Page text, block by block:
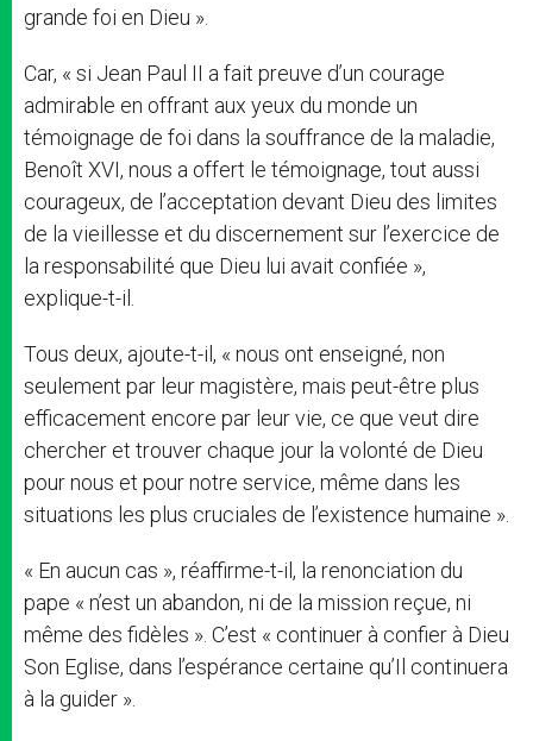
grande foi en Dieu ».
Car, « si Jean Paul II a fait preuve d’un courage
admirable en offrant aux yeux du monde un
témoignage de foi dans la souffrance de la maladie,
Benoît XVI, nous a offert le témoignage, tout aussi
courageux, de l’acceptation devant Dieu des limites
de la vieillesse et du discernement sur l’exercice de
la responsabilité que Dieu lui avait confiée »,
explique-t-il.
Tous deux, ajoute-t-il, « nous ont enseigné, non
seulement par leur magistère, mais peut-être plus
efficacement encore par leur vie, ce que veut dire
chercher et trouver chaque jour la volonté de Dieu
pour nous et pour notre service, même dans les
situations les plus cruciales de l’existence humaine ».
« En aucun cas », réaffirme-t-il, la renonciation du
pape « n’est un abandon, ni de la mission reçue, ni
même des fidèles ». C’est « continuer à confier à Dieu
Son Eglise, dans l’espérance certaine qu’Il continuera
à la guider ».